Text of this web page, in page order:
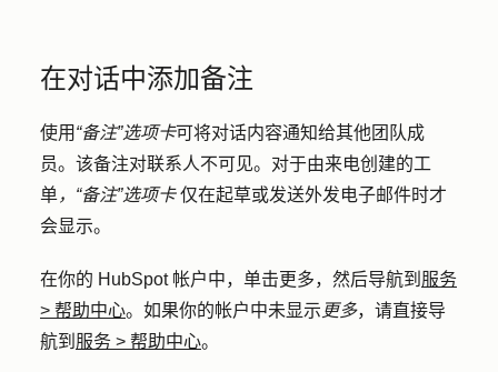
在对话中添加备注
使用 “备注”选项卡可将对话内容通知给其他团队成
员。该备注对联系人不可见。对于由来电创建的工
单，“备注”选项卡仅在起草或发送外发电子邮件时才
会显示。
在你的 HubSpot 帐户中，单击更多，然后导航到 服务
> 帮助中心。如果你的帐户中未显示 更多，请直接导
航到 服务 > 帮助中心。